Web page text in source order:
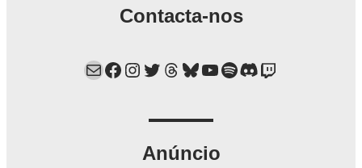
Contacta-nos
Mail Facebook Instagram Twitter Threads Bluesky YouTube Spotify Discord Twitch
Anúncio